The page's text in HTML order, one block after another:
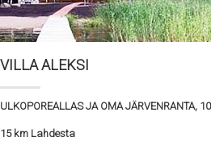
VILLA ALEKSI
ULKOPOREALLAS JA OMA JÄRVENRANTA,
15 km Lahdesta